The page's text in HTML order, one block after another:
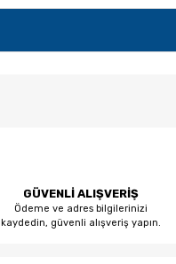
GÜVENLİ ALIŞVERİŞ
Ödeme ve adres bilgilerinizi
kaydedin, güvenli alışveriş yapın.